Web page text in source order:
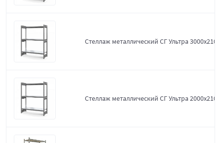
Стеллаж металлический СГ Ультра
Стеллаж металлический СГ Ультра